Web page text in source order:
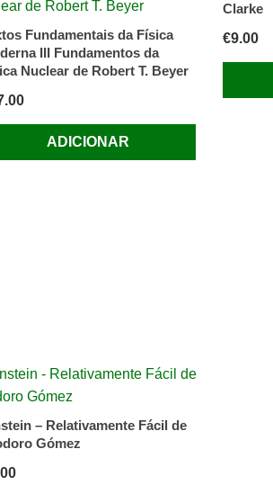
Fundamentais da Física
III Fundamentos da
Nuclear de Robert T. Beyer
ADICIONAR
Clarke
€9.00
– Relativamente Fácil de
Gómez